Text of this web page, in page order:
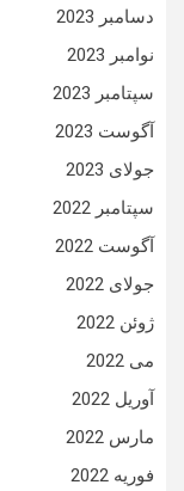
دسامبر 2023
نوامبر 2023
سپتامبر 2023
آگوست 2023
جولای 2023
سپتامبر 2022
آگوست 2022
جولای 2022
ژوئن 2022
می 2022
آوریل 2022
مارس 2022
فوریه 2022